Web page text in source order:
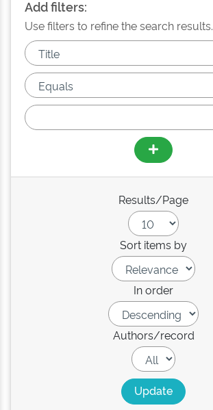
Add filters:
Use filters to refine the search results.
Results/Page
Sort items by
In order
Authors/record